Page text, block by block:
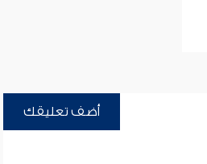
أضف تعليقك